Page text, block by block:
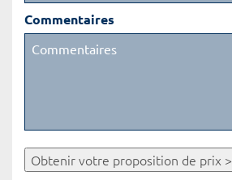
Commentaires
Obtenir votre proposition de prix >